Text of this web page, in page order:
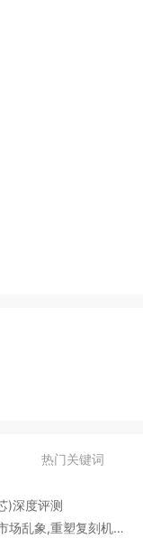
热门关键词
)深度评测
VS厂丹东3255真一体机心深度评测:打破市场乱象,重塑复刻机芯新标杆​